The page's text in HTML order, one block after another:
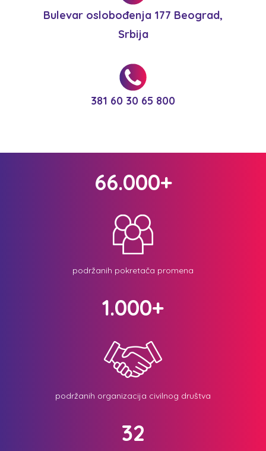
Bulevar oslobođenja 177 Beograd,
Srbija
381 60 30 65 800
66.000+
podržanih pokretača promena
1.000+
podržanih organizacija civilnog društva
32